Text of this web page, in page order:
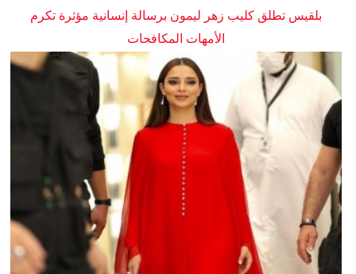
بلقيس تطلق كليب زهر ليمون برسالة إنسانية مؤثرة تكرم
الأمهات المكافحات